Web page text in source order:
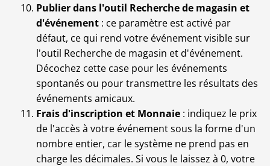
Publier dans l'outil Recherche de magasin et
d'événement : ce paramètre est activé par
défaut, ce qui rend votre événement visible sur
l'outil Recherche de magasin et d'événement.
Décochez cette case pour les événements
spontanés ou pour transmettre les résultats des
événements amicaux.
Frais d'inscription et Monnaie : indiquez le prix
de l'accès à votre événement sous la forme d'un
nombre entier, car le système ne prend pas en
charge les décimales. Si vous le laissez à 0, votre